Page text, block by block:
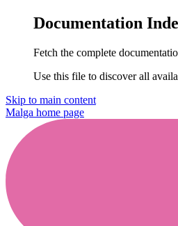
Documentation
Fetch the complete
Use this file to discover all
Skip to main content
Malga home page